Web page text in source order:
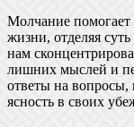
Молчание помогает
жизни, отделяя
нам
лишних мыслей и
ответы на вопросы,
ясность в своих